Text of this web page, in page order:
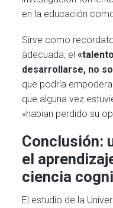
en la educación
Sirve como
adecuada, el
desarrollarse, no
que podría
que alguna vez
«habían perdido su
Conclusión:
el
ciencia
El estudio de la